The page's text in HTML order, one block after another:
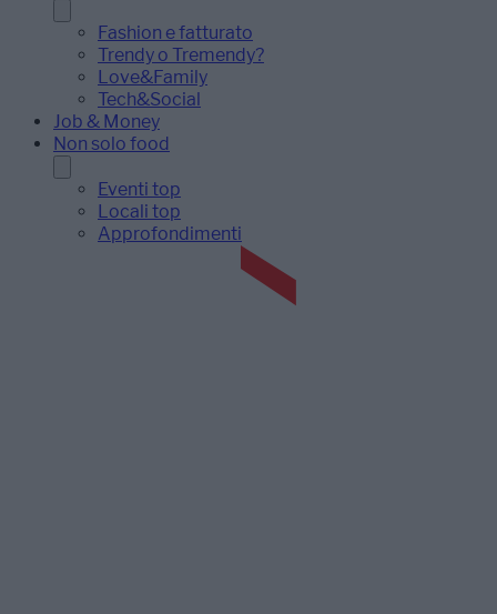
Fashion e fatturato
Trendy o Tremendy?
Love&Family
Tech&Social
Job & Money
Non solo food
Eventi top
Locali top
Approfondimenti